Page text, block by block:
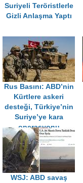
Suriyeli Teröristlerle
Gizli Anlaşma Yaptı
Rus Basını: ABD’nin
Kürtlere askeri
desteği, Türkiye’nin
Suriye’ye kara
operasyonu
başlatmasını
hızlandırabilir
WSJ: ABD savaş